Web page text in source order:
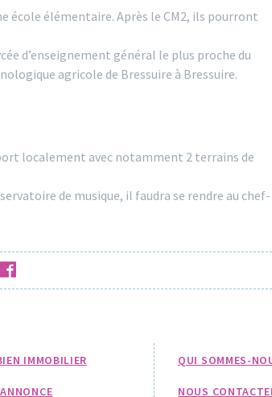
école élémentaire. Après le CM2, ils pourront
d’enseignement général le plus proche du
agricole de Bressuire à Bressuire.
localement avec notamment 2 terrains de
de musique, il faudra se rendre au chef-
facebook
IMMOBILIER QUI SOMMES-
NOUS